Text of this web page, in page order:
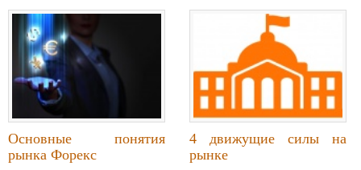
Основные понятия
рынка Форекс
4 движущие силы на
рынке